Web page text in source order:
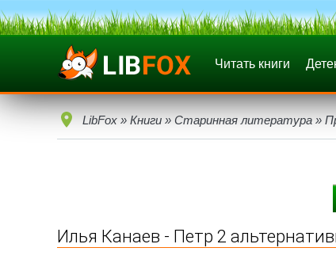
Читать книги
LibFox » Книги » Старинная литература »
Илья Канаев - Петр 2